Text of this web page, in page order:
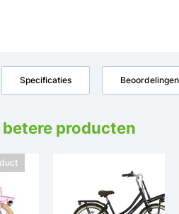
Specificaties Beoordelingen
producten